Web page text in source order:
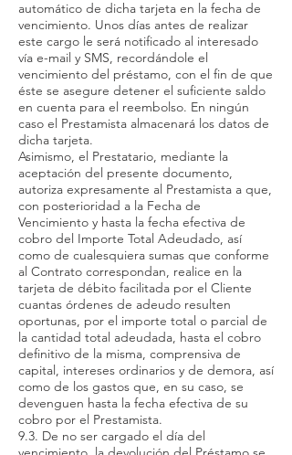
automático de dicha tarjeta en la fecha de
vencimiento. Unos días antes de realizar
este cargo le será notificado al interesado
vía e-mail y SMS, recordándole el
vencimiento del préstamo, con el fin de que
éste se asegure detener el suficiente saldo
en cuenta para el reembolso. En ningún
caso el Prestamista almacenará los datos de
dicha tarjeta.
Asimismo, el Prestatario, mediante la
aceptación del presente documento,
autoriza expresamente al Prestamista a que,
con posterioridad a la Fecha de
Vencimiento y hasta la fecha efectiva de
cobro del Importe Total Adeudado, así
como de cualesquiera sumas que conforme
al Contrato correspondan, realice en la
tarjeta de débito facilitada por el Cliente
cuantas órdenes de adeudo resulten
oportunas, por el importe total o parcial de
la cantidad total adeudada, hasta el cobro
definitivo de la misma, comprensiva de
capital, intereses ordinarios y de demora, así
como de los gastos que, en su caso, se
devenguen hasta la fecha efectiva de su
cobro por el Prestamista.
9.3. De no ser cargado el día del